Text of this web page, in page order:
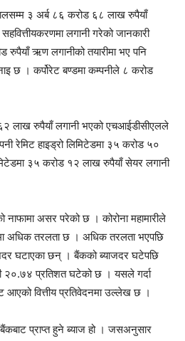
३ अर्ब ८६ करोड ६८ लाख रुपैयाँ
लगानी गरेको जानकारी
ऋण लगानीको तयारीमा भए पनि
छ । कर्पोरेट बण्डमा कम्पनीले ८ करोड
लाख रुपैयाँ लगानी भएको एचआईडीसीएलले
रेमिट हाइड्रो लिमिटेडमा ३५ करोड ५०
३५ करोड १२ लाख रुपैयाँ सेयर लगानी
नाफामा असर परेको छ । कोरोना महामारीले
अधिक तरलता छ । अधिक तरलता भएपछि
घटाएका छन् । बैंकको ब्याजदर घटेपछि
२०.७४ प्रतिशत घटेको छ । यसले गर्दा
आएको वित्तीय प्रतिवेदनमा उल्लेख छ ।
प्राप्त हुने ब्याज हो । जसअनुसार